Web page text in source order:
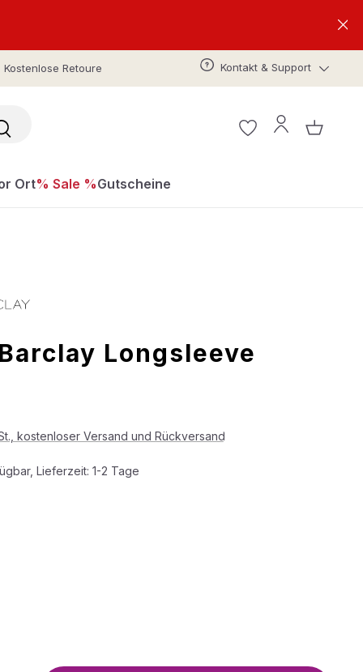
Kostenlose Retoure Kontakt & Support
Ort% Sale %Gutscheine
Longsleeve
kostenloser Versand und Rückversand
Lieferzeit: 1-2 Tage